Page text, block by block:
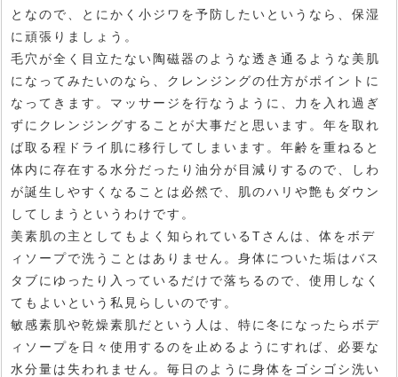
となので、とにかく小ジワを予防したいというなら、保湿
に頑張りましょう。
毛穴が全く目立たない陶磁器のような透き通るような美肌
になってみたいのなら、クレンジングの仕方がポイントに
なってきます。マッサージを行なうように、力を入れ過ぎ
ずにクレンジングすることが大事だと思います。年を取れ
ば取る程ドライ肌に移行してしまいます。年齢を重ねると
体内に存在する水分だったり油分が目減りするので、しわ
が誕生しやすくなることは必然で、肌のハリや艶もダウン
してしまうというわけです。
美素肌の主としてもよく知られているTさんは、体をボデ
ィソープで洗うことはありません。身体についた垢はバス
タブにゆったり入っているだけで落ちるので、使用しなく
てもよいという私見らしいのです。
敏感素肌や乾燥素肌だという人は、特に冬になったらボデ
ィソープを日々使用するのを止めるようにすれば、必要な
水分量は失われません。毎日のように身体をゴシゴシ洗い